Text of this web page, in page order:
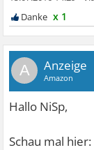
x 1
A